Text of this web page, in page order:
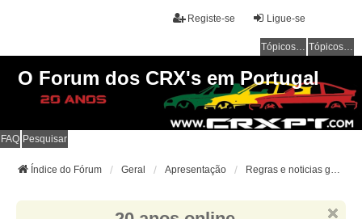
Ligue-se
Registe-se
Tópicos sem resposta Tópicos ativos
O Forum dos CRX's em Portugal
FAQ Pesquisar
Índice do Fórum Geral Apresentação Regras e noticias gerais